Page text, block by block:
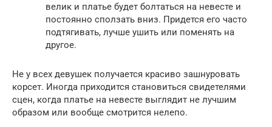
велик и платье будет болтаться на невесте и
постоянно сползать вниз. Придется его часто
подтягивать, лучше ушить или поменять на
другое.
Не у всех девушек получается красиво зашнуровать
корсет. Иногда приходится становиться свидетелями
сцен, когда платье на невесте выглядит не лучшим
образом или вообще смотрится нелепо.